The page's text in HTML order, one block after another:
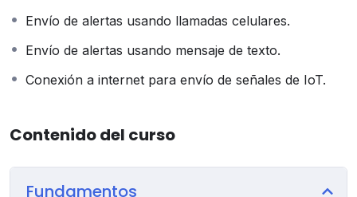
Envío de alertas usando llamadas celulares.
Envío de alertas usando mensaje de texto.
Conexión a internet para envío de señales de IoT.
Contenido del curso
Fundamentos